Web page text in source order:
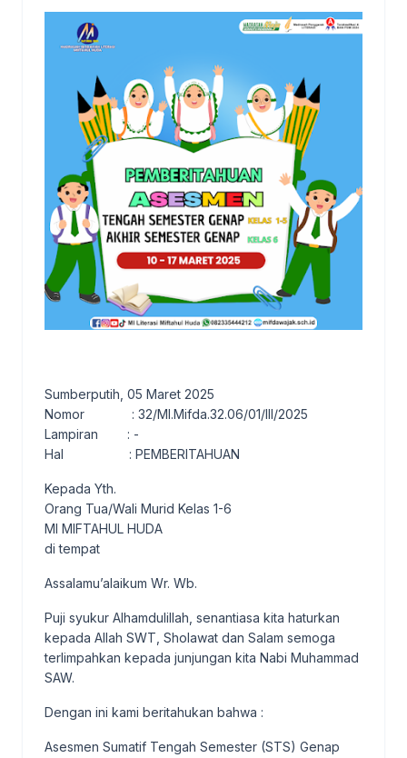
Sumberputih, 05 Maret 2025
Nomor : 32/MI.Mifda.32.06/01/III/2025
Lampiran : -
Hal : PEMBERITAHUAN
Kepada Yth.
Orang Tua/Wali Murid Kelas 1-6
MI MIFTAHUL HUDA
di tempat
Assalamu’alaikum Wr. Wb.
Puji syukur Alhamdulillah, senantiasa kita haturkan
kepada Allah SWT, Sholawat dan Salam semoga
terlimpahkan kepada junjungan kita Nabi Muhammad
SAW.
Dengan ini kami beritahukan bahwa :
Asesmen Sumatif Tengah Semester (STS) Genap